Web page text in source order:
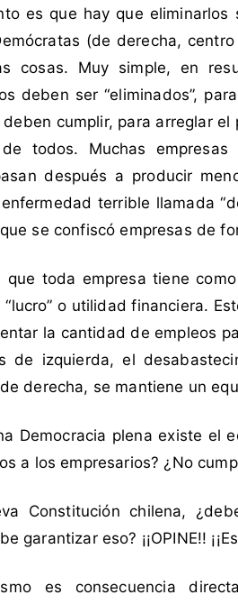
es que hay que
(de derecha,
cosas. Muy simple, en
deben ser “eliminados”,
cumplir, para arreglar
de todos. Muchas
después a producir
terrible llamada
se confiscó empresas de
que toda empresa tiene
“lucro” o utilidad financiera.
la cantidad de empleos
de izquierda, el
derecha, se mantiene un
Democracia plena existe el
a los empresarios? ¿No
Constitución chilena,
garantizar eso? ¡¡OPINE!!
es consecuencia